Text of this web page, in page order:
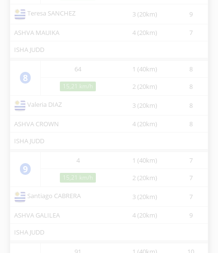
Teresa SANCHEZ 3 (20km) 9
ASHVA MAUIKA 4 (20km) 7
ISHA JUDD
8
64 1 (40km) 8
15,21 km/h 2 (20km) 8
Valeria DIAZ 3 (20km) 8
ASHVA CROWN 4 (20km) 8
ISHA JUDD
9
4 1 (40km) 7
15,21 km/h 2 (20km) 7
Santiago CABRERA 3 (20km) 7
ASHVA GALILEA 4 (20km) 9
ISHA JUDD